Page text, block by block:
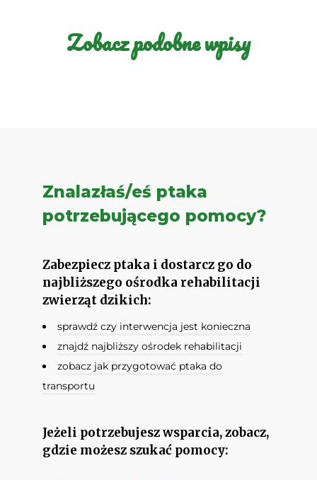
Zobacz podobne wpisy
Znalazłaś/eś ptaka
potrzebującego pomocy?
Zabezpiecz ptaka i dostarcz go do
najbliższego ośrodka rehabilitacji
zwierząt dzikich:
sprawdź czy interwencja jest konieczna
znajdź najbliższy ośrodek rehabilitacji
zobacz jak przygotować ptaka do
transportu
Jeżeli potrzebujesz wsparcia, zobacz,
gdzie możesz szukać pomocy: